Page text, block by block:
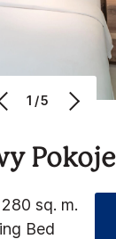
1/5
Pokoje
sq. m.
Bed